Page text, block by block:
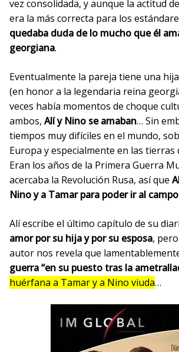
vez consolidada, y aunque la actitud
era la más correcta para los
quedaba duda de lo mucho que él
georgiana.
Eventualmente la pareja tiene una
(en honor a la legendaria reina
veces había momentos de choque
ambos, Alí y Nino se amaban… Sin
tiempos muy difíciles en el mundo,
Europa y especialmente en las
Eran los años de la Primera Guerra
acercaba la Revolución Rusa, así que
Nino y a Tamar para poder ir al
Alí escribe el último capítulo de su
amor por su hija y por su esposa,
autor nos revela que
guerra“en su puesto tras la
huérfana a Tamar y a Nino viuda…